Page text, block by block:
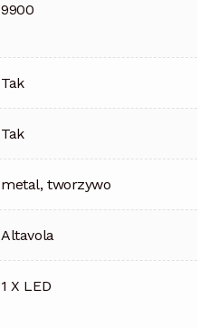
9900
Tak
Tak
metal, tworzywo
Altavola
1 X LED